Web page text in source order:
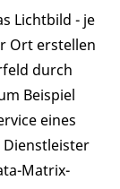
Lichtbild - je
Ort erstellen
durch
Beispiel
eines
Matrix-